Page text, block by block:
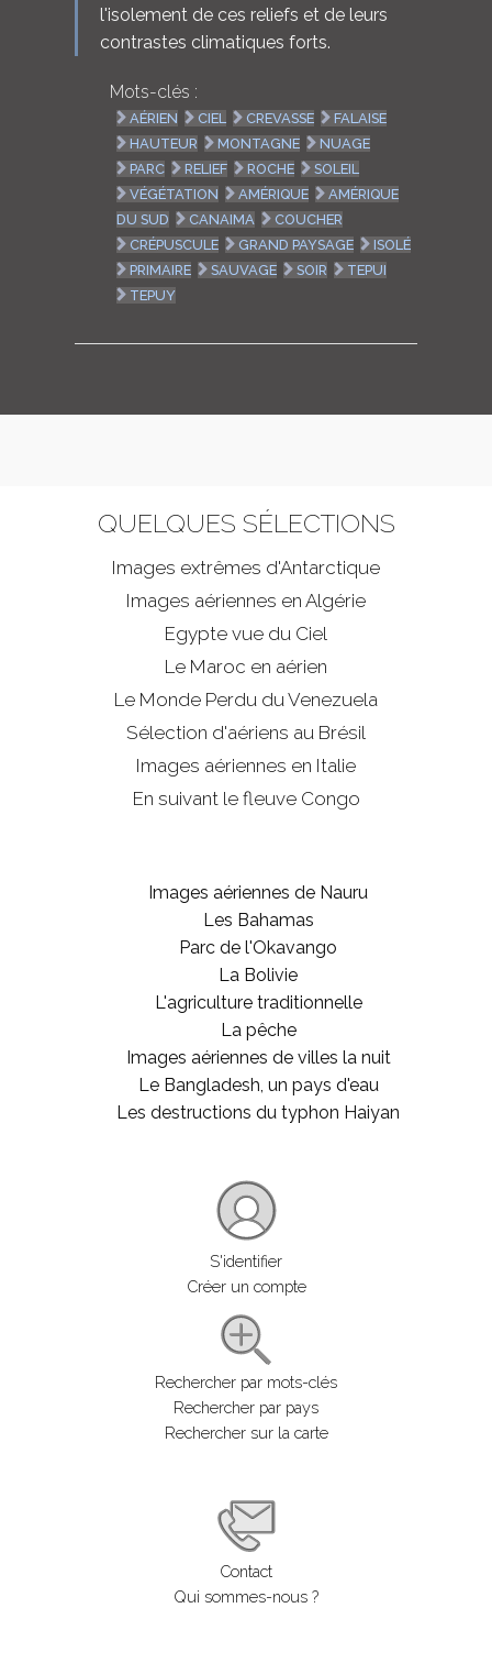
l'isolement de ces reliefs et de leurs
contrastes climatiques forts.
Mots-clés :
AÉRIEN CIEL CREVASSE
FALAISE
HAUTEUR
MONTAGNE
NUAGE
PARC
RELIEF ROCHE
SOLEIL
VÉGÉTATION
AMÉRIQUE
AMÉRIQUE
DU SUD
CANAIMA
COUCHER
CRÉPUSCULE
GRAND PAYSAGE
ISOLÉ
PRIMAIRE
SAUVAGE SOIR
TEPUI
TEPUY
QUELQUES SÉLECTIONS
Images extrêmes d'Antarctique
Images aériennes en Algérie
Egypte vue du Ciel
Le Maroc en aérien
Le Monde Perdu du Venezuela
Sélection d'aériens au Brésil
Images aériennes en Italie
En suivant le fleuve Congo
Images aériennes de Nauru
Les Bahamas
Parc de l'Okavango
La Bolivie
L'agriculture traditionnelle
La pêche
Images aériennes de villes la nuit
Le Bangladesh, un pays d'eau
Les destructions du typhon Haiyan
S'identifier
Créer un compte
Rechercher par mots-clés
Rechercher par pays
Rechercher sur la carte
Contact
Qui sommes-nous ?